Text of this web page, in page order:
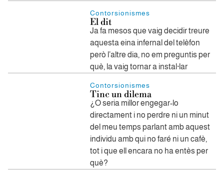
Contorsionismes
El dit
Ja fa mesos que vaig decidir treure
aquesta eina infernal del telèfon
però l’altre dia, no em preguntis per
què, la vaig tornar a instal·lar
Contorsionismes
Tinc un dilema
¿O seria millor engegar-lo
directament i no perdre ni un minut
del meu temps parlant amb aquest
individu amb qui no faré ni un cafè,
tot i que ell encara no ha entès per
què?